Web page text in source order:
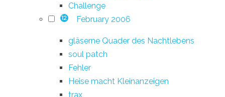
Challenge
12 February 2006
gläserne Quader des Nachtlebens
soul patch
Fehler
Heise macht Kleinanzeigen
trax